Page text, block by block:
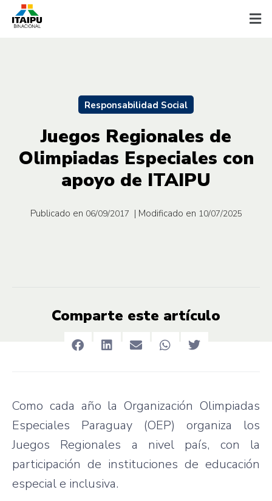
Responsabilidad Social
Juegos Regionales de
Olimpiadas Especiales con
apoyo de ITAIPU
Publicado en 06/09/2017 | Modificado en 10/07/2025
Comparte este artículo
Como cada año la Organización Olimpiadas
Especiales Paraguay (OEP) organiza los
Juegos Regionales a nivel país, con la
participación de instituciones de educación
especial e inclusiva.